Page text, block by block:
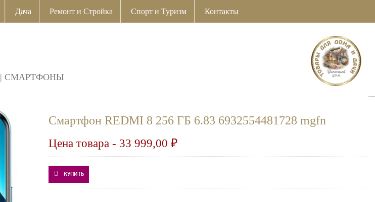
Дача Ремонт и Стройка Спорт и Туризм Контакты
|СМАРТФОНЫ
Смартфон REDMI 8 256 ГБ 6.83 6932554481728 mgfn
Цена товара - 33 999,00₽
КУПИТЬ